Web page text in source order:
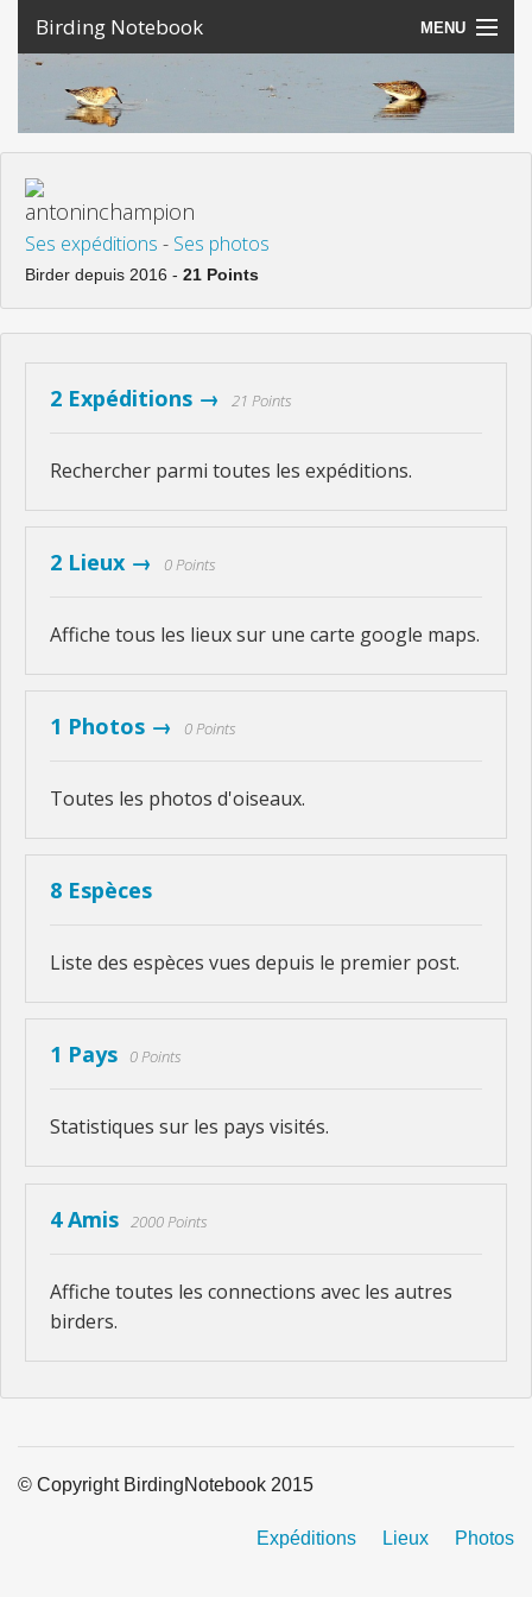
Birding Notebook MENU
Lieux
Photos
Creer un compte
Connexion
antoninchampion
Ses expéditions - Ses photos
Birder depuis 2016 - 21 Points
2 Expéditions → 21 Points
Rechercher parmi toutes les expéditions.
2 Lieux → 0 Points
Affiche tous les lieux sur une carte google maps.
1 Photos → 0 Points
Toutes les photos d'oiseaux.
8 Espèces
Liste des espèces vues depuis le premier post.
1 Pays 0 Points
Statistiques sur les pays visités.
4 Amis 2000 Points
Affiche toutes les connections avec les autres
birders.
© Copyright BirdingNotebook 2015
Expéditions Lieux Photos